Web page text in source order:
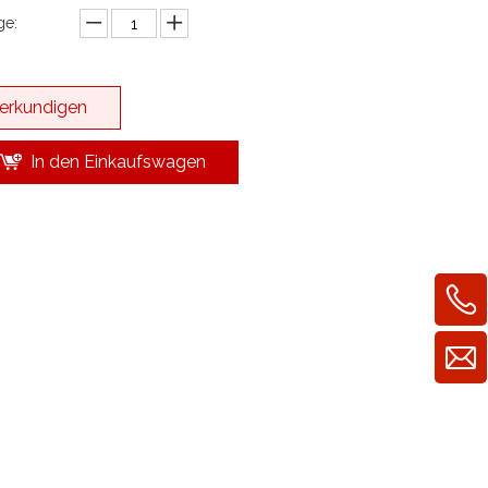
erkundigen
In den Einkaufswagen